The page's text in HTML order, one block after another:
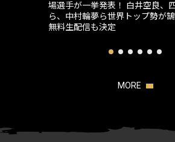
場選手が一挙発表！ 白井空良、
ら、中村輪夢ら世界トップ勢が
無料生配信も決定
MORE